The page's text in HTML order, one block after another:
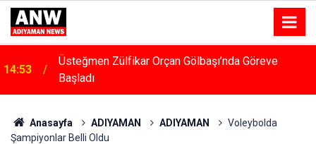
14:53
Üsteğmen Zülfikar Orçan Gölbaşı’nda Göreve
Başladı
Anasayfa ADIYAMAN ADIYAMAN
Voleybolda
Şampiyonlar Belli Oldu